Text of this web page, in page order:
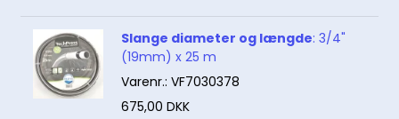
Slange diameter og længde: 3/4"
(19mm) x 25 m
Varenr.: VF7030378
675,00 DKK